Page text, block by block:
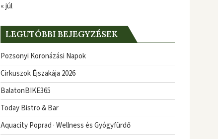
« júl
LEGUTÓBBI BEJEGYZÉSEK
Pozsonyi Koronázási Napok
Cirkuszok Éjszakája 2026
BalatonBIKE365
Today Bistro & Bar
Aquacity Poprad · Wellness és Gyógyfürdő